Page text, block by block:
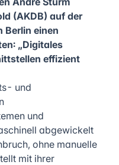
(AKDB) auf der
Berlin einen
„Digitales
effizient
und
und
abgewickelt
ohne manuelle
mit ihrer